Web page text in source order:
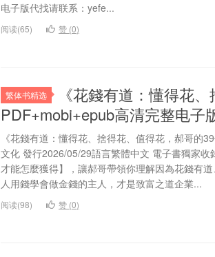
电子版代找请联系：yefe...
阅读(65) 赞 (0)
繁体书精选
《花錢有道：懂得花
PDF+mobi+epub高清完整电子
《花錢有道：懂得花、捨得花、值得花，郝哥的
文化 發行2026/05/29語言繁體中文 電子書獨家收
才能怎麼獲得】，讓郝哥帶領你理解因為花錢有
人用錢學會做金錢的主人，才是致富之道企業...
阅读(98) 赞 (0)